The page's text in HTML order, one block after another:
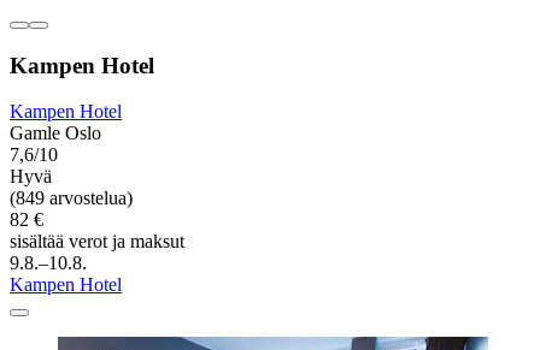
Kampen Hotel
Kampen Hotel
Gamle Oslo
7,6/10
Hyvä
(849 arvostelua)
82 €
sisältää verot ja maksut
9.8.–10.8.
Kampen Hotel